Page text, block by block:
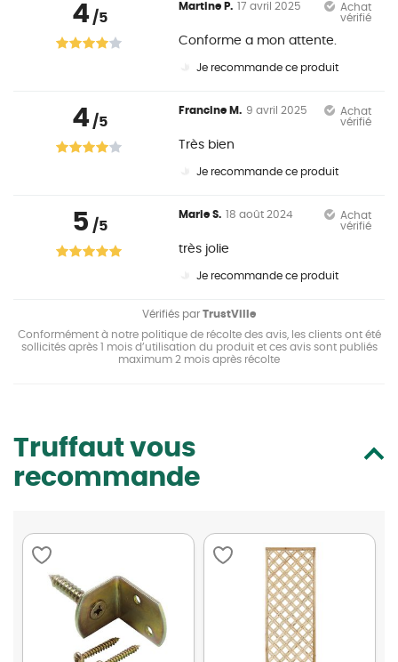
4/5
Martine P. 17 avril 2025
Achat
vérifié
Conforme a mon attente.
Je recommande ce produit
4/5
Francine M. 9 avril 2025
Achat
vérifié
Très bien
Je recommande ce produit
5 /5
Marie S. 18 août 2024
Achat
vérifié
très jolie
Je recommande ce produit
Vérifiés par TrustVille
Conformément à notre politique de récolte des avis, les clients ont été
sollicités après 1 mois d’utilisation du produit et ces avis sont publiés
maximum 2 mois après récolte
Truffaut vous
recommande